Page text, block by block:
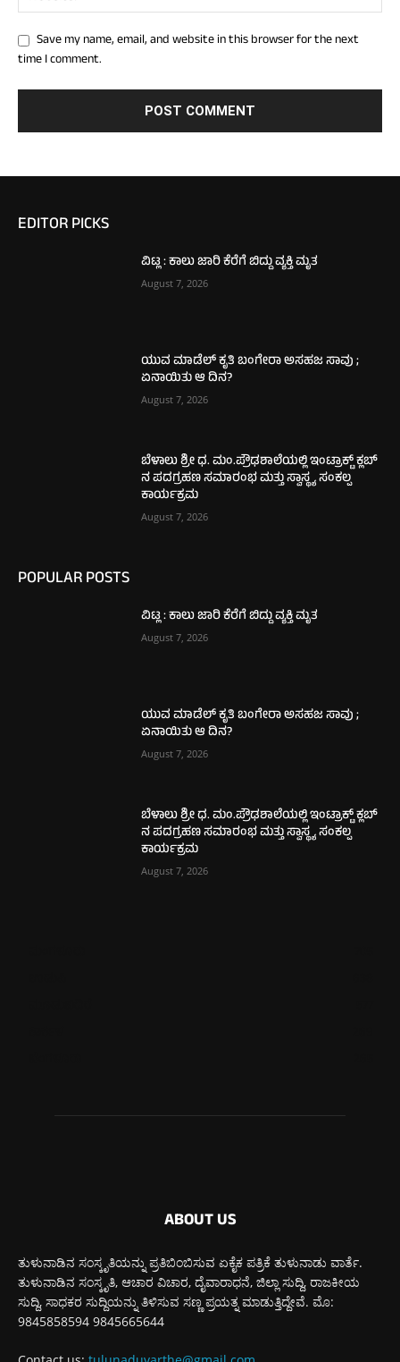
Save my name, email, and website in this browser for the next
time I comment.
EDITOR PICKS
ವಿಟ್ಲ : ಕಾಲು ಜಾರಿ ಕೆರೆಗೆ ಬಿದ್ದು ವ್ಯಕ್ತಿ ಮೃತ
August 7, 2026
ಯುವ ಮಾಡೆಲ್ ಕೃತಿ ಬಂಗೇರಾ ಅಸಹಜ ಸಾವು ;
ಏನಾಯಿತು ಆ ದಿನ?
August 7, 2026
ಬೆಳಾಲು ಶ್ರೀ ಧ. ಮಂ.ಪ್ರೌಢಶಾಲೆಯಲ್ಲಿ ಇಂಟ್ರಾಕ್ಟ್ ಕ್ಲಬ್
ನ ಪದಗ್ರಹಣ ಸಮಾರಂಭ ಮತ್ತು ಸ್ವಾಸ್ಥ್ಯ ಸಂಕಲ್ಪ
ಕಾರ್ಯಕ್ರಮ
August 7, 2026
POPULAR POSTS
ವಿಟ್ಲ : ಕಾಲು ಜಾರಿ ಕೆರೆಗೆ ಬಿದ್ದು ವ್ಯಕ್ತಿ ಮೃತ
August 7, 2026
ಯುವ ಮಾಡೆಲ್ ಕೃತಿ ಬಂಗೇರಾ ಅಸಹಜ ಸಾವು ;
ಏನಾಯಿತು ಆ ದಿನ?
August 7, 2026
ಬೆಳಾಲು ಶ್ರೀ ಧ. ಮಂ.ಪ್ರೌಢಶಾಲೆಯಲ್ಲಿ ಇಂಟ್ರಾಕ್ಟ್ ಕ್ಲಬ್
ನ ಪದಗ್ರಹಣ ಸಮಾರಂಭ ಮತ್ತು ಸ್ವಾಸ್ಥ್ಯ ಸಂಕಲ್ಪ
ಕಾರ್ಯಕ್ರಮ
August 7, 2026
ABOUT US
ತುಳುನಾಡಿನ ಸಂಸ್ಕೃತಿಯನ್ನು ಪ್ರತಿಬಿಂಬಿಸುವ ಏಕೈಕ ಪತ್ರಿಕೆ ತುಳುನಾಡು ವಾರ್ತೆ.
ತುಳುನಾಡಿನ ಸಂಸ್ಕೃತಿ, ಆಚಾರ ವಿಚಾರ, ದೈವಾರಾಧನೆ, ಜಿಲ್ಲಾ ಸುದ್ದಿ, ರಾಜಕೀಯ
ಸುದ್ದಿ, ಸಾಧಕರ ಸುದ್ದಿಯನ್ನು ತಿಳಿಸುವ ಸಣ್ಣ ಪ್ರಯತ್ನ ಮಾಡುತ್ತಿದ್ದೇವೆ. ಮೊ:
9845858594 9845665644